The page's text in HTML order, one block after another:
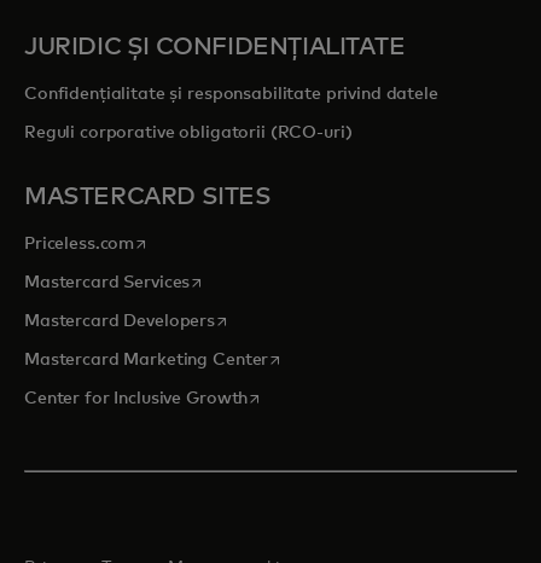
JURIDIC ȘI CONFIDENȚIALITATE
Confidențialitate și responsabilitate privind datele
Reguli corporative obligatorii (RCO-uri)
MASTERCARD SITES
Priceless.com opens in a new tab
Mastercard Servicesopens in a new tab
Mastercard Developersopens in a new tab
Mastercard Marketing Centeropens in a new tab
Center for Inclusive Growthopens in a new tab